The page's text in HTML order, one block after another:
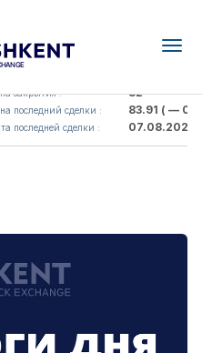
(<Kafolat sug'urta
закрытия : 82
последний сделки : 83.91( — 0.0
последней сделки : 07.08.2026